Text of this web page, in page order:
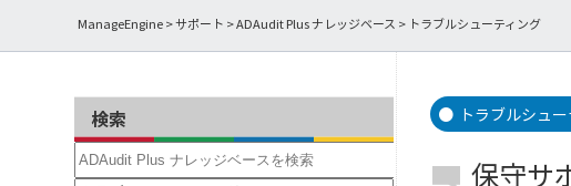
ManageEngine>サポート >ADAudit Plus ナレッジベース > トラブルシューティング
検索 トラブルシュ
保守サ